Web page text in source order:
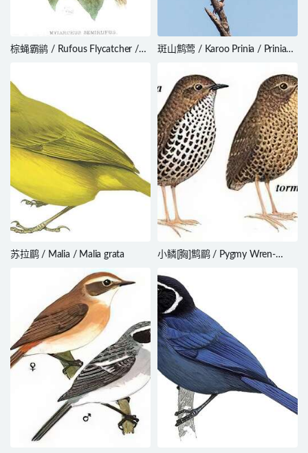
棕蝇霸鹟 / Rufous Flycatcher /
斑山鹪莺 / Karoo Prinia / Prinia
苏拉鹛 / Malia / Malia grata
小鳞[胸]鹪鹛 / Pygmy Wren-